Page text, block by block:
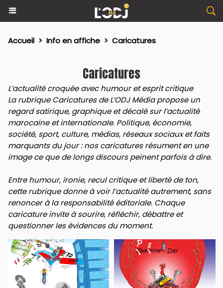
Accueil > Info en affiche > Caricatures
Caricatures
L’actualité croquée avec humour et esprit critique
La rubrique Caricatures de L’ODJ Média propose un
regard satirique, graphique et décalé sur l’actualité
marocaine et internationale. Politique, économie,
société, sport, culture, médias, réseaux sociaux et faits
marquants du jour : nos caricatures résument en une
image ce que de longs discours peinent parfois à dire.
Entre humour, ironie, recul critique et liberté de ton,
cette rubrique donne à voir l’actualité autrement, sans
renoncer à la responsabilité éditoriale. Chaque
caricature invite à sourire, réfléchir, débattre et
questionner les évidences du moment.